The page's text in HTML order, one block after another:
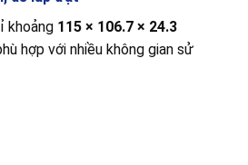
khoảng 115 × 106.7 × 24.3
hợp với nhiều không gian sử